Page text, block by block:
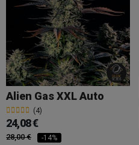
Alien Gas XXL Auto
(4)
24,08 €
28,00 € -14%